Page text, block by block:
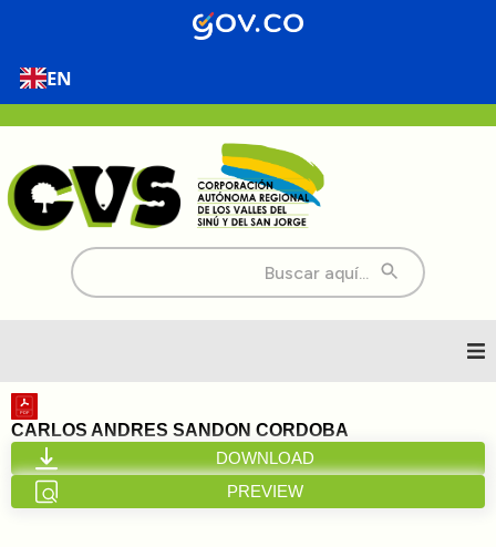
EN
Buscar:
Inicio
Nosotros
CARLOS ANDRES SANDON CORDOBA
DOWNLOAD
PREVIEW